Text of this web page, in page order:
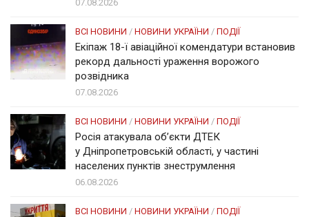
07.08.2026
ВСІ НОВИНИ / НОВИНИ УКРАЇНИ / ПОДІЇ
Екіпаж 18-ї авіаційної комендатури встановив
рекорд дальності ураження ворожого
розвідника
07.08.2026
ВСІ НОВИНИ / НОВИНИ УКРАЇНИ / ПОДІЇ
Росія атакувала об’єкти ДТЕК
у Дніпропетровській області, у частині
населених пунктів знеструмлення
06.08.2026
ВСІ НОВИНИ / НОВИНИ УКРАЇНИ / ПОДІЇ